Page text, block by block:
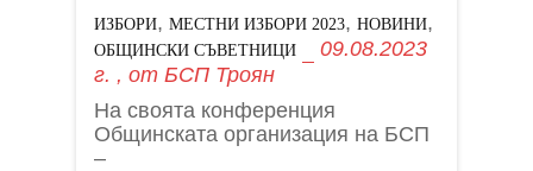
ИЗБОРИ, МЕСТНИ ИЗБОРИ 2023, НОВИНИ,
ОБЩИНСКИ СЪВЕТНИЦИ
09.08.2023
г. , от БСП Троян
На своята конференция
Общинската организация на БСП
–